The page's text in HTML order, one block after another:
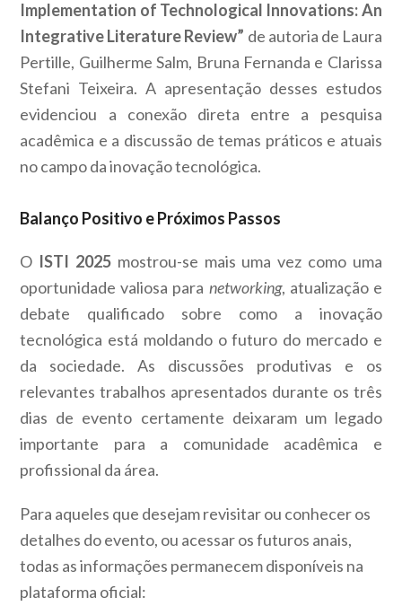
Implementation of Technological Innovations: An
Integrative Literature Review” de autoria de Laura
Pertille, Guilherme Salm, Bruna Fernanda e Clarissa
Stefani Teixeira. A apresentação desses estudos
evidenciou a conexão direta entre a pesquisa
acadêmica e a discussão de temas práticos e atuais
no campo da inovação tecnológica.
Balanço Positivo e Próximos Passos
O ISTI 2025mostrou-se mais uma vez como uma
oportunidade valiosa para networking, atualização e
debate qualificado sobre como a inovação
tecnológica está moldando o futuro do mercado e
da sociedade. As discussões produtivas e os
relevantes trabalhos apresentados durante os três
dias de evento certamente deixaram um legado
importante para a comunidade acadêmica e
profissional da área.
Para aqueles que desejam revisitar ou conhecer os
detalhes do evento, ou acessar os futuros anais,
todas as informações permanecem disponíveis na
plataforma oficial: